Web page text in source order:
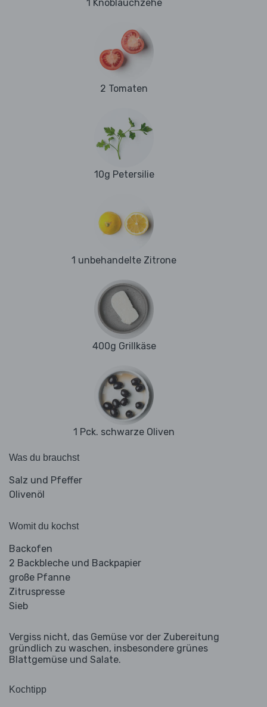
1 Knoblauchzehe
2 Tomaten
10g Petersilie
1 unbehandelte Zitrone
400g Grillkäse
1 Pck. schwarze Oliven
Was du brauchst
Salz und Pfeffer
Olivenöl
Womit du kochst
Backofen
2 Backbleche und Backpapier
große Pfanne
Zitruspresse
Sieb
Vergiss nicht, das Gemüse vor der Zubereitung
gründlich zu waschen, insbesondere grünes
Blattgemüse und Salate.
Kochtipp